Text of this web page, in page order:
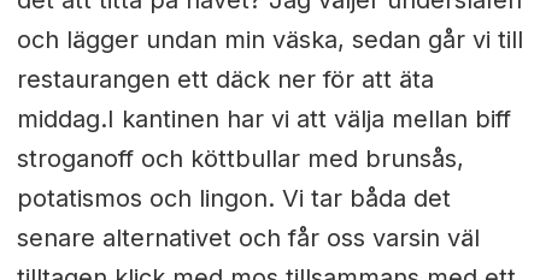
och lägger undan min väska, sedan går vi till
restaurangen ett däck ner för att äta
middag.I kantinen har vi att välja mellan biff
stroganoff och köttbullar med brunsås,
potatismos och lingon. Vi tar båda det
senare alternativet och får oss varsin väl